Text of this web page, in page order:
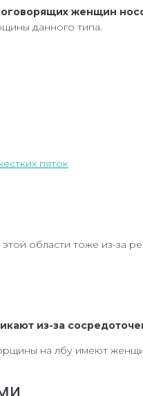
женщин
данного типа.
пяток
области тоже из-за
из-за
на лбу имеют